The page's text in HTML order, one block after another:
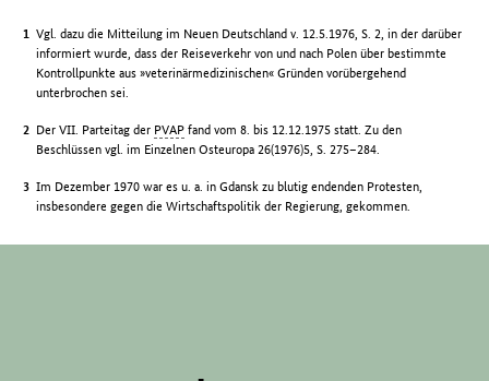
Vgl. dazu die Mitteilung im Neuen Deutschland v. 12.5.1976, S. 2, in der darüber
informiert wurde, dass der Reiseverkehr von und nach Polen über bestimmte
Kontrollpunkte aus »veterinärmedizinischen« Gründen vorübergehend
unterbrochen sei.
Der VII. Parteitag der PVAP fand vom 8. bis 12.12.1975 statt. Zu den
Beschlüssen vgl. im Einzelnen Osteuropa 26(1976)5, S. 275–284.
Im Dezember 1970 war es u. a. in Gdansk zu blutig endenden Protesten,
insbesondere gegen die Wirtschaftspolitik der Regierung, gekommen.